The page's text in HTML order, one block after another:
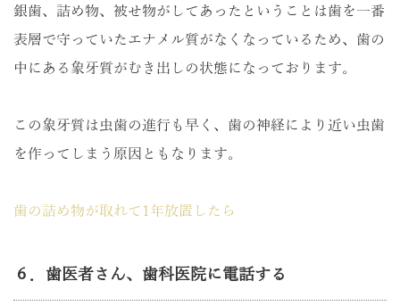
銀歯、詰め物、被せ物がしてあったということは歯を一番
表層で守っていたエナメル質がなくなっているため、歯の
中にある象牙質がむき出しの状態になっております。
この象牙質は虫歯の進行も早く、歯の神経により近い虫歯
を作ってしまう原因ともなります。
歯の詰め物が取れて1年放置したら
６．歯医者さん、歯科医院に電話する